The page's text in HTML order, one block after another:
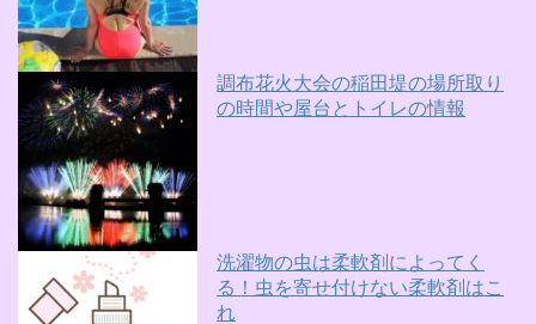
調布花火大会の稲田堤の場所取り
の時間や屋台とトイレの情報
洗濯物の虫は柔軟剤によってく
る！虫を寄せ付けない柔軟剤はこ
れ